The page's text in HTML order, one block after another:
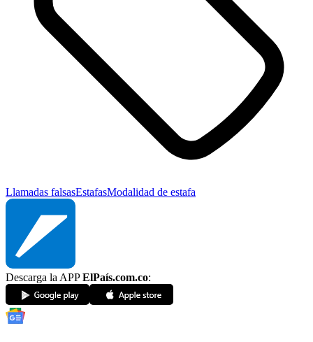
Llamadas falsasEstafasModalidad de estafa
Descarga la APPElPaís.com.co: